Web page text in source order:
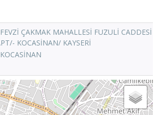
FEVZİ ÇAKMAK MAHALLESİ FUZULİ CADDESİ
KOCASİNAN/ KAYSERİ
KOCASİNAN